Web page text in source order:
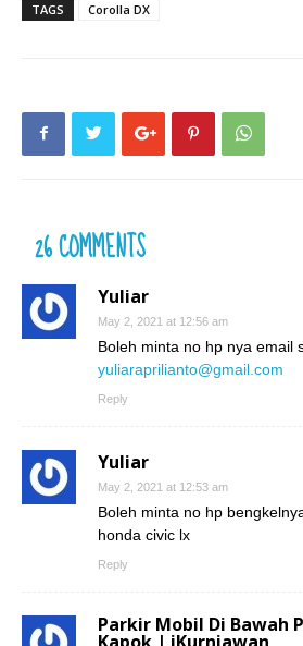
TAGS Corolla DX
26 COMMENTS
Yuliar
May 2, 2021 at 12:56 am
Boleh minta no hp nya email
yuliaraprilianto@gmail.com
Reply
Yuliar
May 2, 2021 at 12:53 am
Boleh minta no hp
honda civic lx
Reply
Parkir Mobil Di Bawah